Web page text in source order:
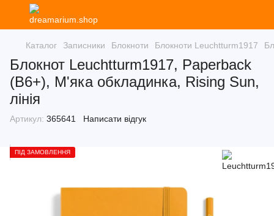
Каталог Записники Блокноти Блокноти Leuchtturm1917
Блокнот Leuchtturm1917, Paperback
(B6+), М'яка обкладинка, Rising Sun,
лінія
Артикул: 365641 Написати відгук
ПІД ЗАМОВЛЕННЯ